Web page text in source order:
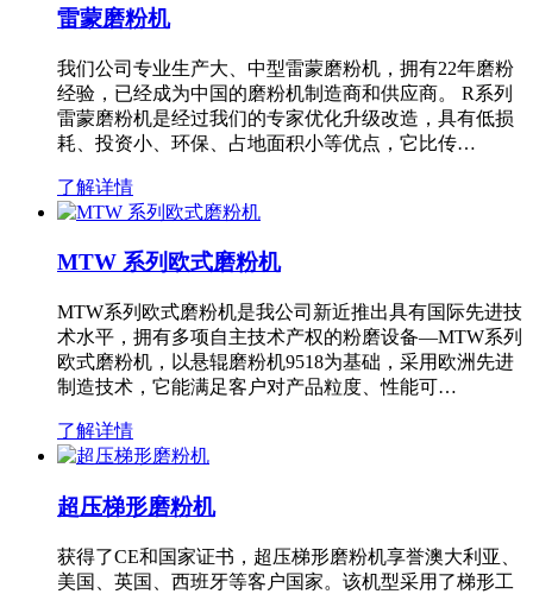
雷蒙磨粉机
我们公司专业生产大、中型雷蒙磨粉机，拥有22年磨粉
经验，已经成为中国的磨粉机制造商和供应商。 R系列
雷蒙磨粉机是经过我们的专家优化升级改造，具有低损
耗、投资小、环保、占地面积小等优点，它比传…
了解详情
MTW 系列欧式磨粉机
MTW系列欧式磨粉机是我公司新近推出具有国际先进技
术水平，拥有多项自主技术产权的粉磨设备—MTW系列
欧式磨粉机，以悬辊磨粉机9518为基础，采用欧洲先进
制造技术，它能满足客户对产品粒度、性能可…
了解详情
超压梯形磨粉机
获得了CE和国家证书，超压梯形磨粉机享誉澳大利亚、
美国、英国、西班牙等客户国家。该机型采用了梯形工